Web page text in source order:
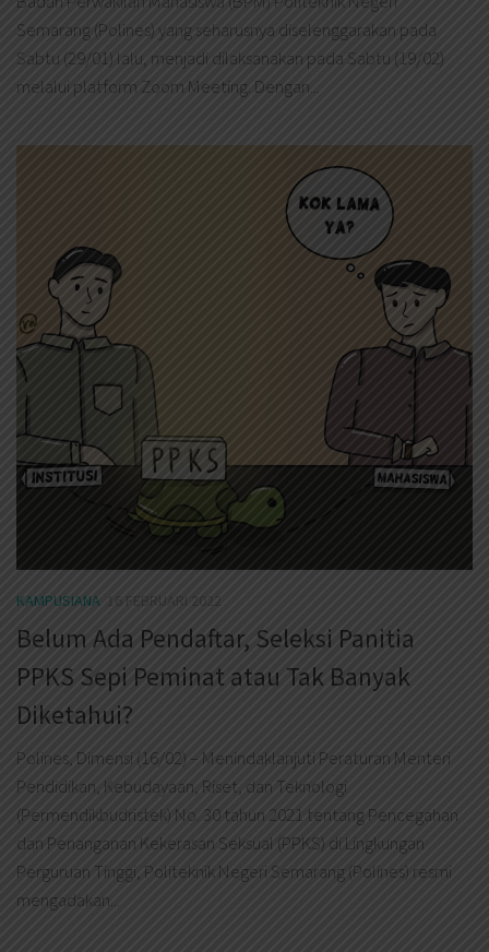
Semarang (Polines) yang seharusnya diselenggarakan pada
Sabtu (29/01) lalu, menjadi dilaksanakan pada Sabtu (19/02)
melalui platform Zoom Meeting. Dengan...
KAMPUSIANA 16 FEBRUARI 2022
Belum Ada Pendaftar, Seleksi Panitia
PPKS Sepi Peminat atau Tak Banyak
Diketahui?
Polines, Dimensi (16/02) – Menindaklanjuti Peraturan Menteri
Pendidikan, Kebudayaan, Riset, dan Teknologi
(Permendikbudristek) No. 30 tahun 2021 tentang Pencegahan
dan Penanganan Kekerasan Seksual (PPKS) di Lingkungan
Perguruan Tinggi, Politeknik Negeri Semarang (Polines) resmi
mengadakan...